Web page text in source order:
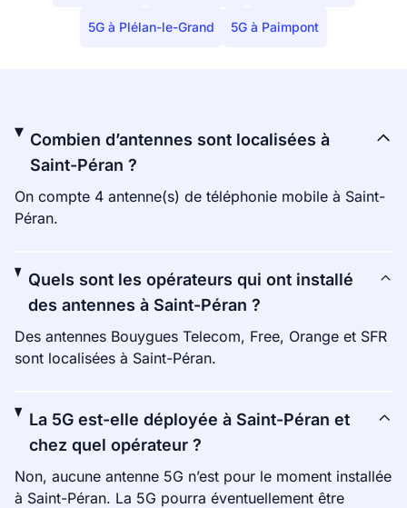
5G à Plélan-le-Grand 5G à Paimpont
Combien d’antennes sont localisées à
Saint-Péran ?
On compte 4 antenne(s) de téléphonie mobile à Saint-
Péran.
Quels sont les opérateurs qui ont installé
des antennes à Saint-Péran ?
Des antennes Bouygues Telecom, Free, Orange et SFR
sont localisées à Saint-Péran.
La 5G est-elle déployée à Saint-Péran et
chez quel opérateur ?
Non, aucune antenne 5G n’est pour le moment installée
à Saint-Péran. La 5G pourra éventuellement être